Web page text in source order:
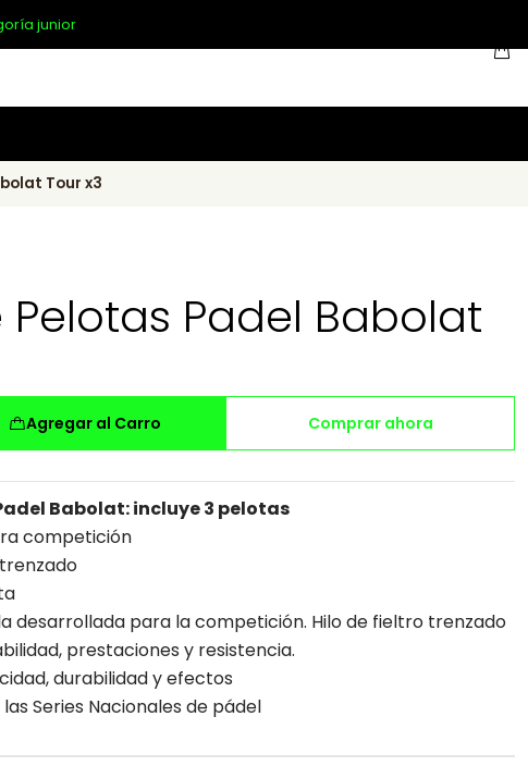
junior
Tour x3
Padel Babolat
Agregar al Carro Comprar ahora
Babolat: incluye 3 pelotas
competición
desarrollada para la competición. Hilo de fieltro trenzado
prestaciones y resistencia.
durabilidad y efectos
Series Nacionales de pádel